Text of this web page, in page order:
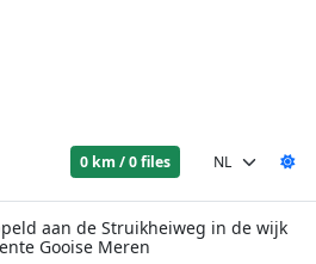
0 km / 0 files
aan de Struikheiweg in de wijk
Gooise Meren